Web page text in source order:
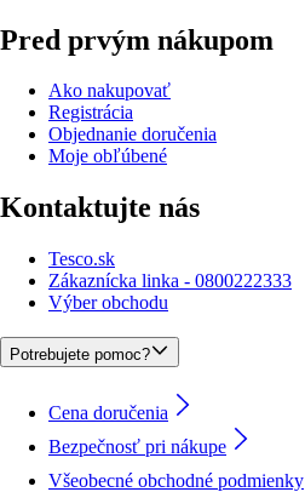
Pred prvým nákupom
Ako nakupovať
Registrácia
Objednanie doručenia
Moje obľúbené
Kontaktujte nás
Tesco.sk
Zákaznícka linka - 0800222333
Výber obchodu
Potrebujete pomoc?
Cena doručenia
Bezpečnosť pri nákupe
Všeobecné obchodné podmienky